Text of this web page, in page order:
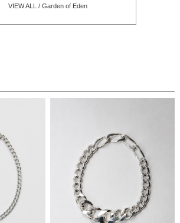
VIEW ALL / Garden of Eden